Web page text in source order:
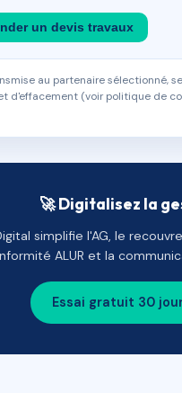
un devis travaux
au partenaire sélectionné,
d'effacement (voir politique de
🚀 Digitalisez la
simplifie l'AG, le
ALUR et la
Essai gratuit 30